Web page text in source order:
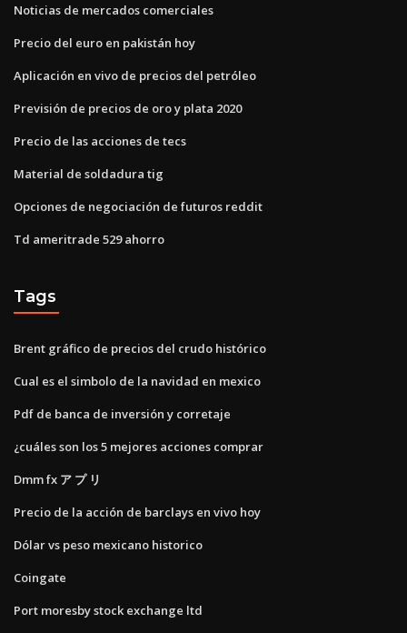
Noticias de mercados comerciales
Precio del euro en pakistán hoy
Aplicación en vivo de precios del petróleo
Previsión de precios de oro y plata 2020
Precio de las acciones de tecs
Material de soldadura tig
Opciones de negociación de futuros reddit
Td ameritrade 529 ahorro
Tags
Brent gráfico de precios del crudo histórico
Cual es el simbolo de la navidad en mexico
Pdf de banca de inversión y corretaje
¿cuáles son los 5 mejores acciones comprar
Dmm fx ア プ リ
Precio de la acción de barclays en vivo hoy
Dólar vs peso mexicano historico
Coingate
Port moresby stock exchange ltd